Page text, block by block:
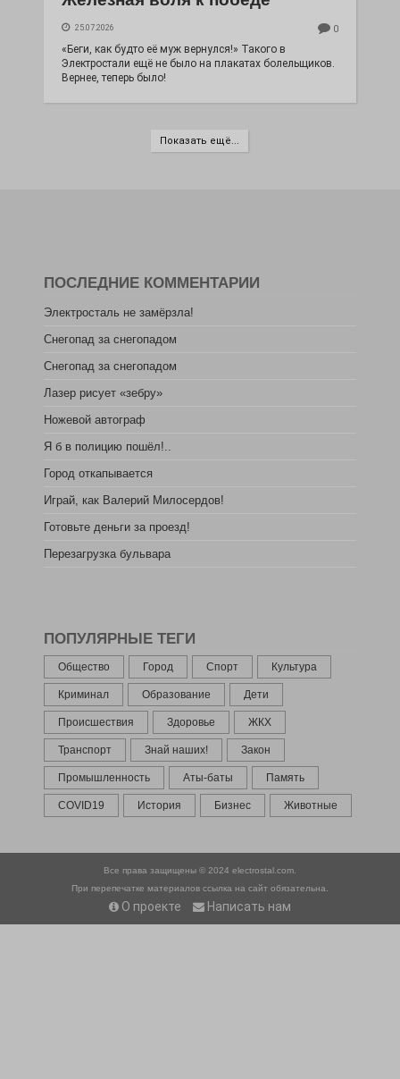
25.07.2026 0
«Беги, как будто её муж вернулся!» Такого в
Электростали ещё не было на плакатах болельщиков.
Вернее, теперь было!
Показать ещё...
ПОСЛЕДНИЕ КОММЕНТАРИИ
Электросталь не замёрзла!
Снегопад за снегопадом
Снегопад за снегопадом
Лазер рисует «зебру»
Ножевой автограф
Я б в полицию пошёл!..
Город откапывается
Играй, как Валерий Милосердов!
Готовьте деньги за проезд!
Перезагрузка бульвара
ПОПУЛЯРНЫЕ ТЕГИ
Общество Город Спорт Культура
Криминал Образование Дети
Происшествия Здоровье ЖКХ
Транспорт Знай наших! Закон
Промышленность Аты-баты Память
COVID19 История Бизнес Животные
Все права защищены © 2024 electrostal.com.
При перепечатке материалов ссылка на сайт обязательна.
О проекте Написать нам